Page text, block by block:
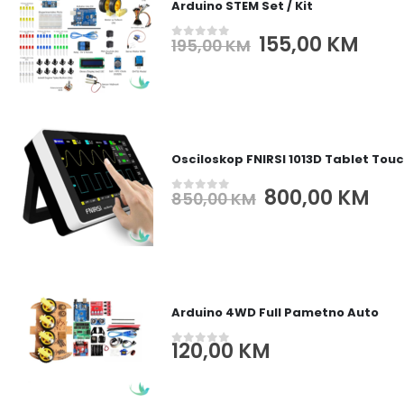
Arduino STEM Set / Kit
0out of 5
195,00KM Original
price
155,00 KM
Osciloskop FNIRSI 1013D Tablet
0out of 5
850,00KM Original
price
800,00 KM
Arduino 4WD Full Pametno Auto
out of 5
120,00 KM